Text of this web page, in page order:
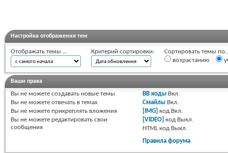
Настройка отображения тем
Отображать темы ... Критерий сортировки:
Сортировать темы
возрастанию
Ваши права
Вы не можете создавать новые темы
Вы не можете отвечать в темах
Вы не можете прикреплять вложения
Вы не можете редактировать свои
сообщения
BB коды Вкл.
Смайлы Вкл.
[IMG] код Вкл.
[VIDEO] код Выкл.
HTML код Выкл.
Правила форума